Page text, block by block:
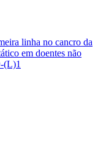
linha no cancro da
em doentes não
(L)1